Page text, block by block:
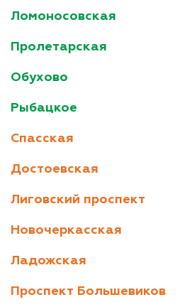
Ломоносовская
Пролетарская
Обухово
Рыбацкое
Спасская
Достоевская
Лиговский проспект
Новочеркасская
Ладожская
Проспект Большевиков